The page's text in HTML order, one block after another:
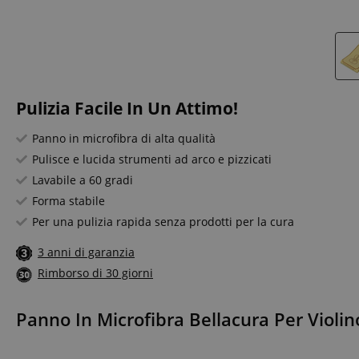
Pulizia Facile In Un Attimo!
Panno in microfibra di alta qualità
Pulisce e lucida strumenti ad arco e pizzicati
Lavabile a 60 gradi
Forma stabile
Per una pulizia rapida senza prodotti per la cura
3 anni di garanzia
Rimborso di 30 giorni
Panno In Microfibra Bellacura Per